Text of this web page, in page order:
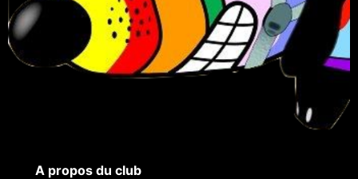
A propos du club